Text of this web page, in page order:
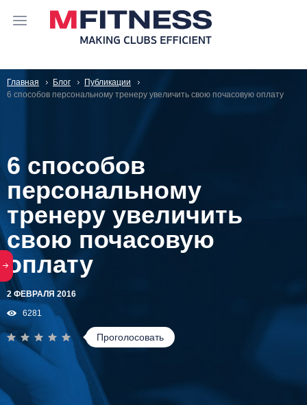
Главная Блог
Публикации
6 способов персональному тренеру увеличить свою почасовую оплату
6 способов
персональному
тренеру увеличить
свою почасовую
оплату
2 ФЕВРАЛЯ 2016
6281
Проголосовать